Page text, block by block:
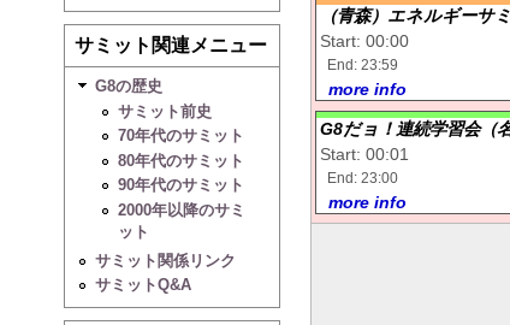
サミット関連メニュー
G8の歴史
サミット前史
70年代のサミット
80年代のサミット
90年代のサミット
2000年以降のサミ
ット
サミット関係リンク
サミットQ&A
（青森）エネルギー
Start: 00:00
End: 23:59
more info
G8だョ！連続学習会（
Start: 00:01
End: 23:00
more info